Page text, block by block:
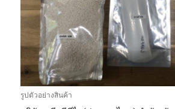
รูปตัวอย่างสินค้า